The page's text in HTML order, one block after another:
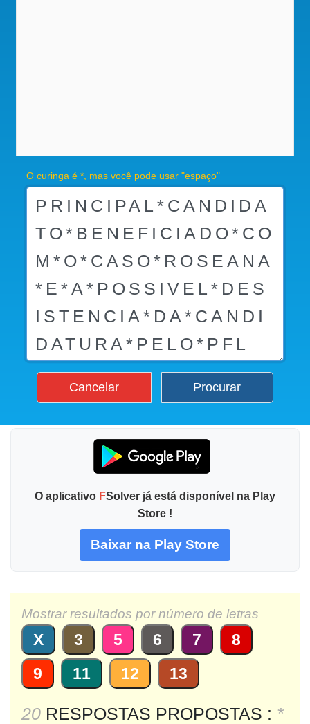
O curinga é *, mas você pode usar "espaço"
Cancelar Procurar
O aplicativo FSolver já está disponível na Play
Store !
Baixar na Play Store
Mostrar resultados por número de letras
X 3 5 6 7
8
9
11 12 13
20 RESPOSTAS PROPOSTAS : *